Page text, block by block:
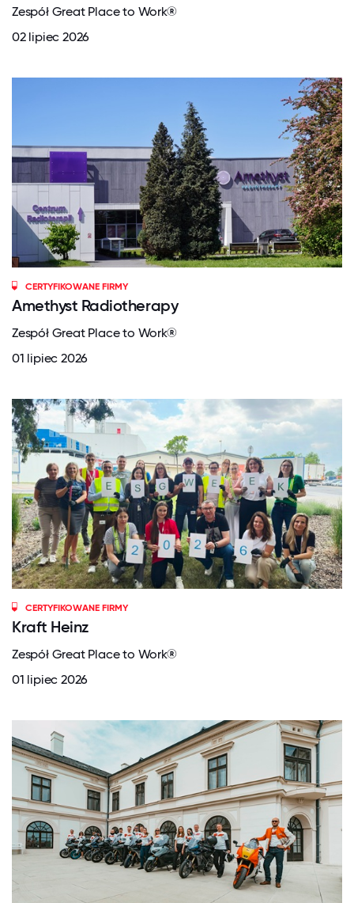
Zespół Great Place to Work®
02 lipiec 2026
CERTYFIKOWANE FIRMY
Amethyst Radiotherapy
Zespół Great Place to Work®
01 lipiec 2026
CERTYFIKOWANE FIRMY
Kraft Heinz
Zespół Great Place to Work®
01 lipiec 2026